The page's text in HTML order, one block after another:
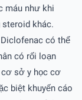
máu như khi
steroid khác.
có thể
có rối loạn
cơ sở y học cơ
biệt khuyến cáo